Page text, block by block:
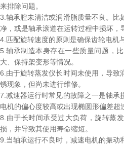
来排除问题。
3.轴承腔未清洁或润滑脂质量不良。
净，或是轴承滚道在运转过程中损坏，
4.匹配旋转速度的原则是确保齿轮电机与
5.轴承制造本身存在一些质量问题，比
大、保持架变形等情况。
6.由于旋转蒸发仪长时间未使用，导
锈现象，但尚未进行维修。
7.减速器运行时常见的故障之一是轴承损伤
电机的偏心度较高或出现椭圆形偏差超过标准
8.由于长时间承受过大负荷，旋转蒸
损，并导致其使用寿命缩短。
9.当轴承运行不良时，减速电机的振动